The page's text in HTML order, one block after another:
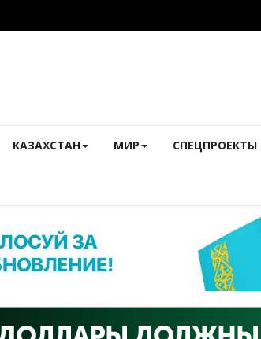
КАЗАХСТАН МИР СПЕЦПРОЕКТЫ